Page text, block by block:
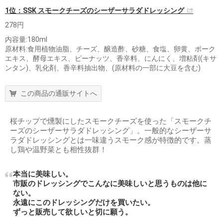
1位：SSK スモークチーズのシーザーサラダドレッシング
278円
内容量:180ml
原材料:食用植物油脂、チーズ、醸造酢、砂糖、食塩、卵黄、ポーク
エキス、酵母エキス、ピーナッツ、香辛料、にんにく、増粘剤(キサ
ンタン)、乳化剤、香辛料抽出物、(原材料の一部に大豆を含む)
この商品の通販サイトへ
桜チップで燻製にしたスモークチーズを使った「スモークチ
ーズのシーザーサラダドレッシング」。一般的なシーザーサ
ラダドレッシングとは一味違うスモーク感が特徴的です。蒸
し鶏や温野菜とも相性抜群！
本当に美味しい。
市販のドレッシングでこんなに美味しいと思うものは他に
ない。
永遠にこのドレッシングだけを買いたい。
ずっと販売して欲しいと切に願う。